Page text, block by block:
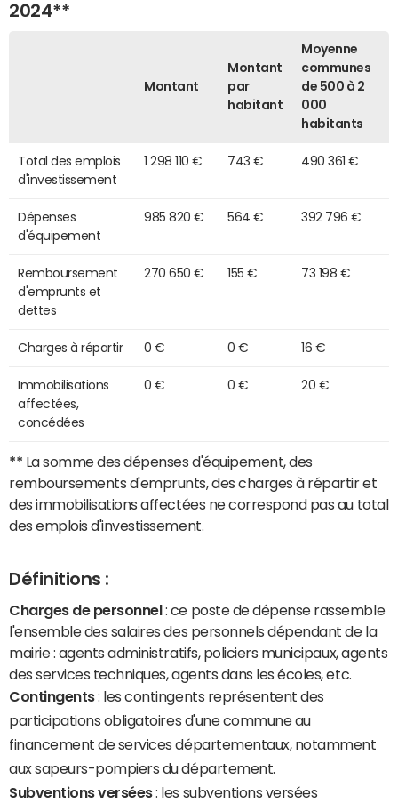
2024**
Montant
Montant
par
habitant
Moyenne
communes
de 500 à 2
000
habitants
Total des emplois
d'investissement
1 298 110 € 743 € 490 361 €
Dépenses
d'équipement
985 820 € 564 € 392 796 €
Remboursement
d'emprunts et
dettes
270 650 € 155 € 73 198 €
Charges à répartir 0 € 0 € 16 €
Immobilisations
affectées,
concédées
0 € 0 € 20 €
** La somme des dépenses d'équipement, des
remboursements d'emprunts, des charges à répartir et
des immobilisations affectées ne correspond pas au total
des emplois d'investissement.
Définitions :
Charges de personnel : ce poste de dépense rassemble
l'ensemble des salaires des personnels dépendant de la
mairie : agents administratifs, policiers municipaux, agents
des services techniques, agents dans les écoles, etc.
Contingents: les contingents représentent des
participations obligatoires d'une commune au
financement de services départementaux, notamment
aux sapeurs-pompiers du département.
Subventions versées: les subventions versées